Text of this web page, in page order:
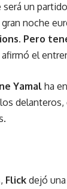
un
noche
Pero
afirmó el
Yamal ha
, Flick dejó